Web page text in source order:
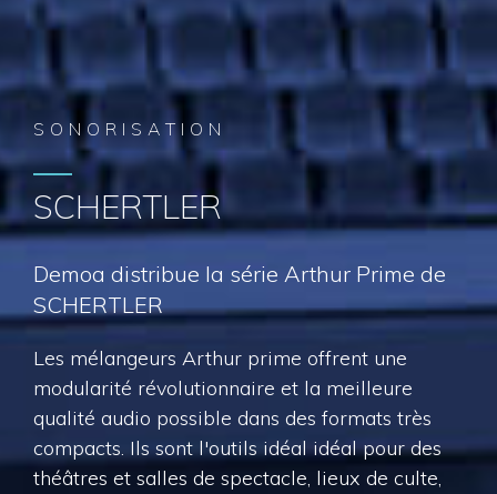
SONORISATION
SCHERTLER
Demoa distribue la série Arthur Prime de
SCHERTLER
Les mélangeurs Arthur prime offrent une
modularité révolutionnaire et la meilleure
qualité audio possible dans des formats très
compacts. Ils sont l'outils idéal idéal pour des
théâtres et salles de spectacle, lieux de culte,